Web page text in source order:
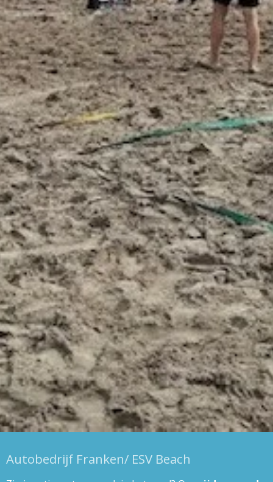
Autobedrijf Franken/ ESV Beach